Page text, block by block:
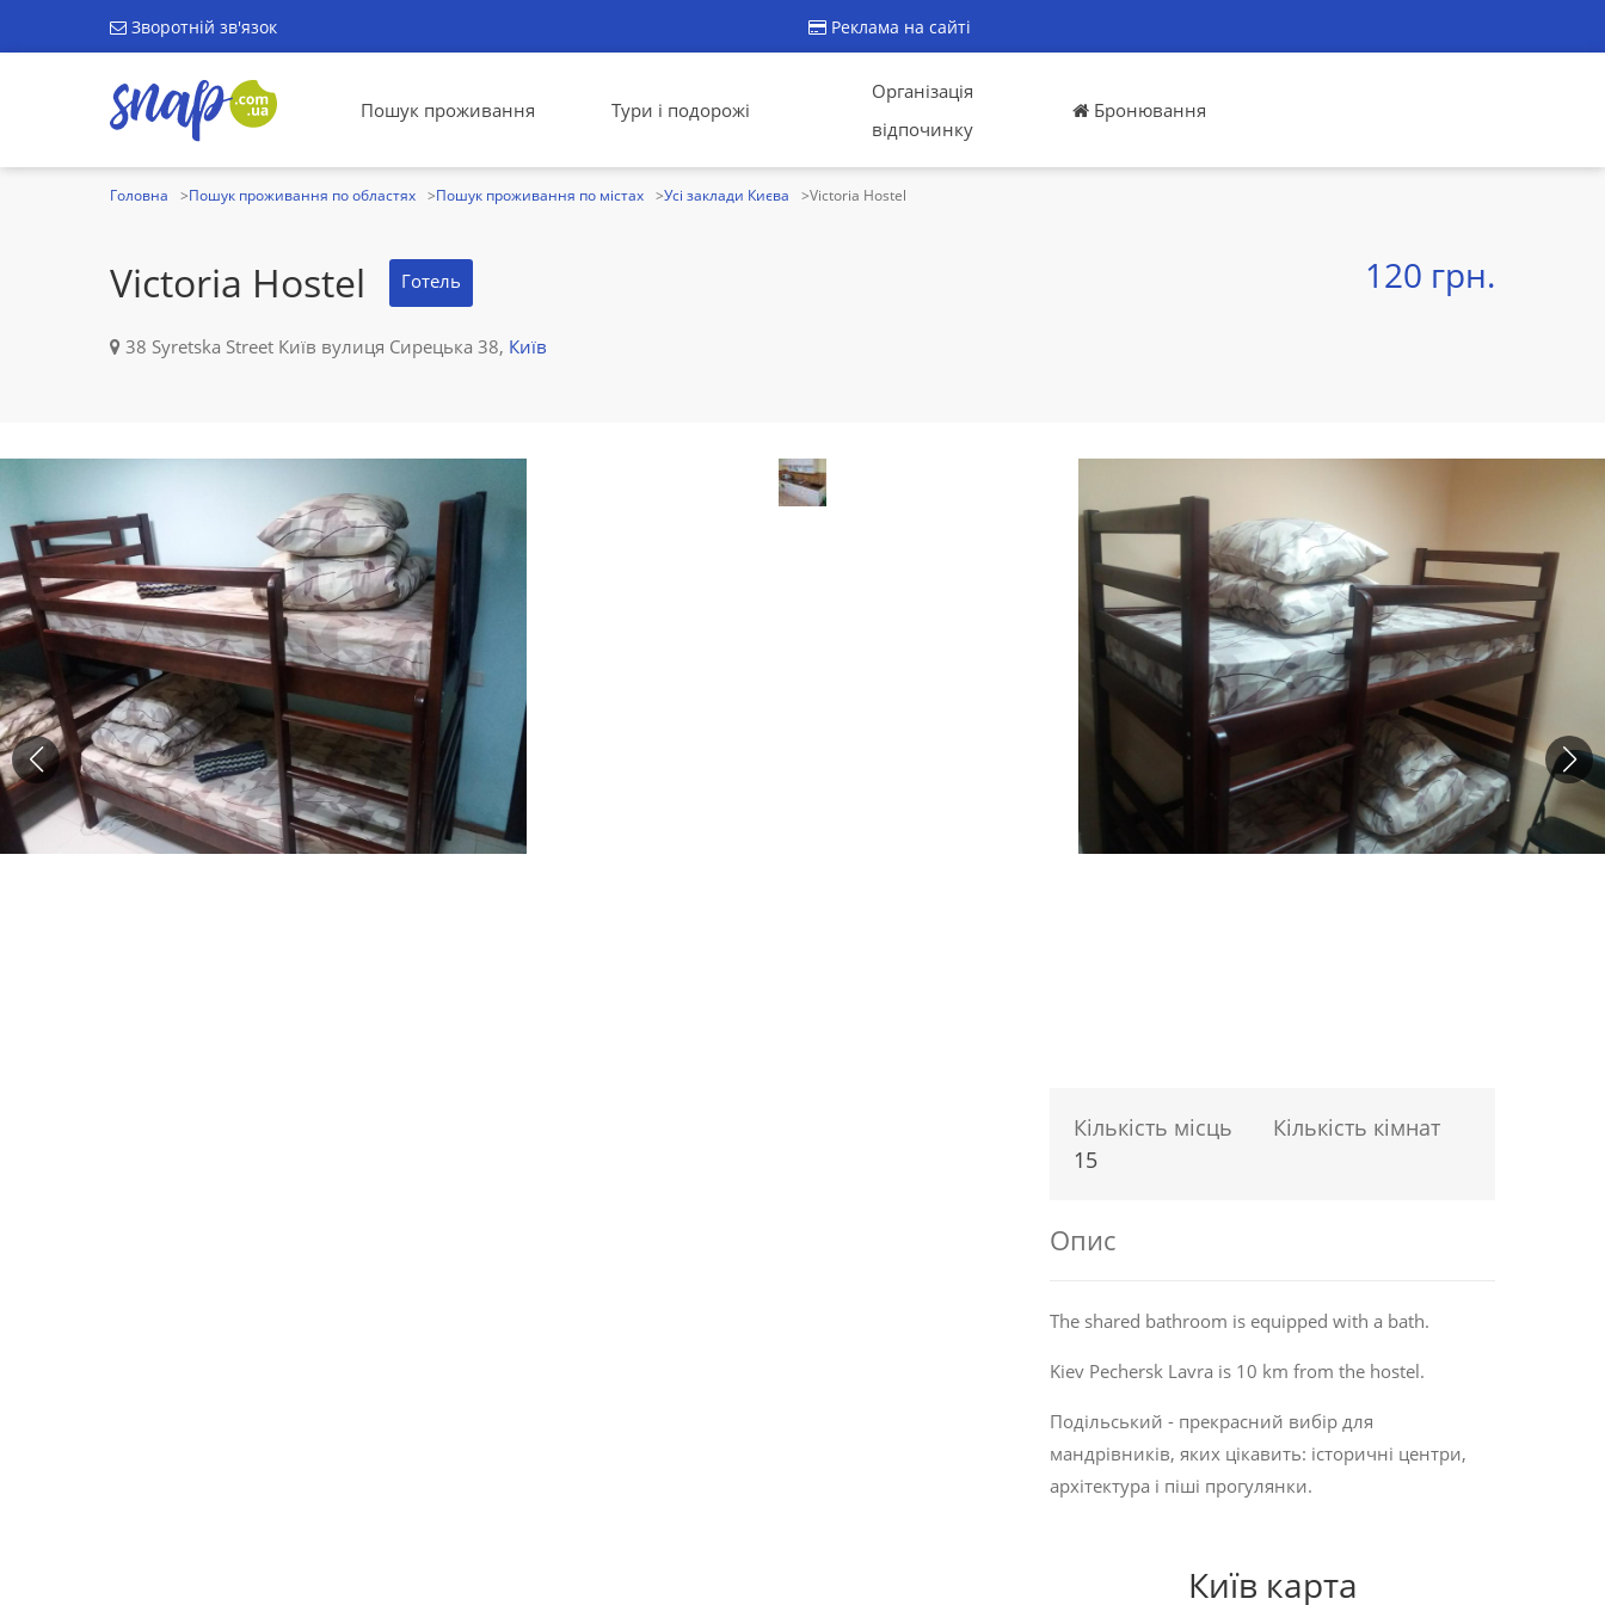
Зворотній зв'язок Реклама на сайті
Пошук проживання Тури і подорожі
Організація
відпочинку
Бронювання
Головна Пошук проживання по областях Пошук проживання по містах Усі заклади Києва Victoria Hostel
Victoria Hostel Готель 120 грн.
38 Syretska Street Київ вулиця Сирецька 38, Київ
Кількість місць
15
Кількість кімнат
Опис
The shared bathroom is equipped with a bath.
Kiev Pechersk Lavra is 10 km from the hostel.
Подільський - прекрасний вибір для
мандрівників, яких цікавить: історичні центри,
архітектура і піші прогулянки.
Київ карта